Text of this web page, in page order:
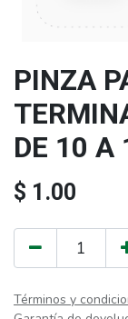
PINZA
DE 10
$ 1.00
Términos y